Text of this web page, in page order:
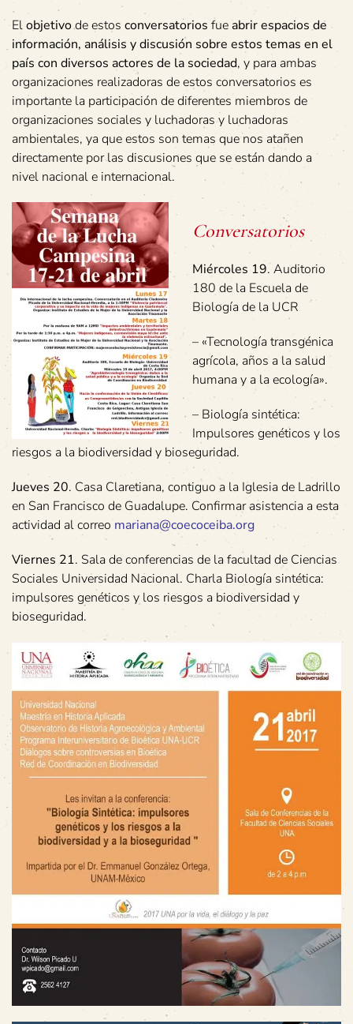
Elobjetivode estos conversatorios fueabrir espacios de
información, análisis y discusión sobre estos temas en el
país con diversos actores de la sociedad, y para ambas
organizaciones realizadoras de estos conversatorios es
importante la participación de diferentes miembros de
organizaciones sociales y luchadoras y luchadoras
ambientales, ya que estos son temas que nos atañen
directamente por las discusiones que se están dando a
nivel nacional e internacional.
Conversatorios
Miércoles 19. Auditorio
180 de la Escuela de
Biología de la UCR
– «Tecnología transgénica
agrícola, años a la salud
humana y a la ecología».
– Biología sintética:
Impulsores genéticos y los
riesgos a la biodiversidad y bioseguridad.
Jueves 20. Casa Claretiana, contiguo a la Iglesia de Ladrillo
en San Francisco de Guadalupe. Confirmar asistencia a esta
actividad al correomariana@coecoceiba.org
Viernes 21. Sala de conferencias de la facultad de Ciencias
Sociales Universidad Nacional. Charla Biología sintética:
impulsores genéticos y los riesgos a biodiversidad y
bioseguridad.